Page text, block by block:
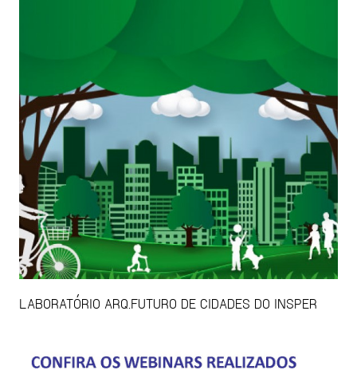
LABORATÓRIO ARQ.FUTURO DE CIDADES DO INSPER